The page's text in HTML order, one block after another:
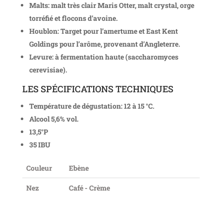
Malts: malt très clair Maris Otter, malt crystal, orge
torréfié et flocons d’avoine.
Houblon: Target pour l’amertume et East Kent
Goldings pour l’arôme, provenant d’Angleterre.
Levure: à fermentation haute (saccharomyces
cerevisiae).
LES SPÉCIFICATIONS TECHNIQUES
Température de dégustation: 12 à 15 °C.
Alcool 5,6% vol.
13,5°P
35 IBU
Couleur Ebène
Nez Café - Crème